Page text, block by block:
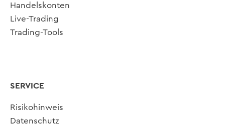
Handelskonten
Live-Trading
Trading-Tools
SERVICE
Risikohinweis
Datenschutz